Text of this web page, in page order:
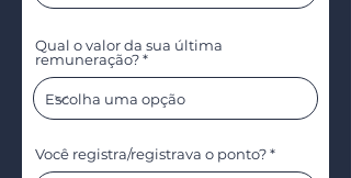
Qual o valor da sua última
remuneração?
Você registra/registrava o ponto?